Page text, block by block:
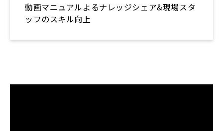
動画マニュアルよるナレッジシェア&現場スタ
ッフのスキル向上